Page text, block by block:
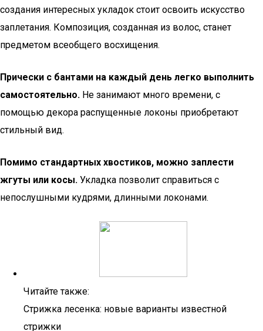
создания интересных укладок стоит освоить искусство
заплетания. Композиция, созданная из волос, станет
предметом всеобщего восхищения.
Прически с бантами на каждый день легко выполнить
самостоятельно. Не занимают много времени, с
помощью декора распущенные локоны приобретают
стильный вид.
Помимо стандартных хвостиков, можно заплести
жгуты или косы. Укладка позволит справиться с
непослушными кудрями, длинными локонами.
Читайте также:
Стрижка лесенка: новые варианты известной
стрижки